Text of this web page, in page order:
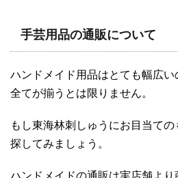
手芸用品の通販について
ハンドメイド用品はとても幅広
全てが揃うとは限りません。
もし東海林刺しゅうにお目当て
探してみましょう。
ハンドメイドの通販は実店舗よ